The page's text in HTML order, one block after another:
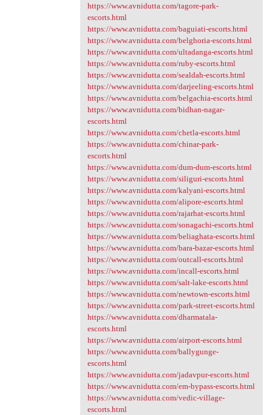
https://www.avnidutta.com/tagore-park-
escorts.html
https://www.avnidutta.com/baguiati-escorts.html
https://www.avnidutta.com/belghoria-escorts.html
https://www.avnidutta.com/ultadanga-escorts.html
https://www.avnidutta.com/ruby-escorts.html
https://www.avnidutta.com/sealdah-escorts.html
https://www.avnidutta.com/darjeeling-escorts.html
https://www.avnidutta.com/belgachia-escorts.html
https://www.avnidutta.com/bidhan-nagar-
escorts.html
https://www.avnidutta.com/chetla-escorts.html
https://www.avnidutta.com/chinar-park-
escorts.html
https://www.avnidutta.com/dum-dum-escorts.html
https://www.avnidutta.com/siliguri-escorts.html
https://www.avnidutta.com/kalyani-escorts.html
https://www.avnidutta.com/alipore-escorts.html
https://www.avnidutta.com/rajarhat-escorts.html
https://www.avnidutta.com/sonagachi-escorts.html
https://www.avnidutta.com/beliaghata-escorts.html
https://www.avnidutta.com/bara-bazar-escorts.html
https://www.avnidutta.com/outcall-escorts.html
https://www.avnidutta.com/incall-escorts.html
https://www.avnidutta.com/salt-lake-escorts.html
https://www.avnidutta.com/newtown-escorts.html
https://www.avnidutta.com/park-street-escorts.html
https://www.avnidutta.com/dharmatala-
escorts.html
https://www.avnidutta.com/airport-escorts.html
https://www.avnidutta.com/ballygunge-
escorts.html
https://www.avnidutta.com/jadavpur-escorts.html
https://www.avnidutta.com/em-bypass-escorts.html
https://www.avnidutta.com/vedic-village-
escorts.html